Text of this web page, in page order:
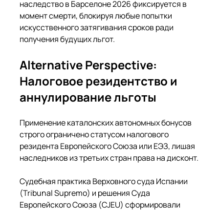
наследство в Барселоне 2026 фиксируется в
момент смерти, блокируя любые попытки
искусственного затягивания сроков ради
получения будущих льгот.
Alternative Perspective:
Налоговое резидентство и
аннулирование льготы
Применение каталонских автономных бонусов
строго ограничено статусом налогового
резидента Европейского Союза или ЕЭЗ, лишая
наследников из третьих стран права на дисконт.
Судебная практика Верховного суда Испании
(Tribunal Supremo) и решения Суда
Европейского Союза (CJEU) сформировали